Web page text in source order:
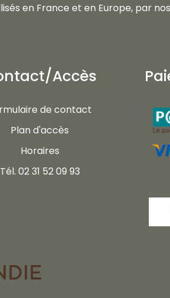
en France et en Europe, par
Accès
de contact
Plan d'accès
Horaires
Tél. 02 31 52 09 93